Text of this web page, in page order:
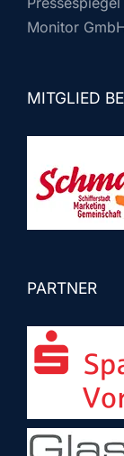
Monitor
MITGLIED
PARTNER